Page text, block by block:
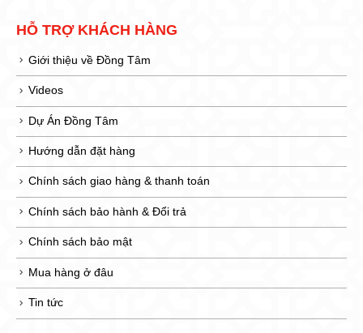
HỖ TRỢ KHÁCH HÀNG
Giới thiệu về Đồng Tâm
Videos
Dự Án Đồng Tâm
Hướng dẫn đặt hàng
Chính sách giao hàng & thanh toán
Chính sách bảo hành & Đổi trả
Chính sách bảo mật
Mua hàng ở đâu
Tin tức